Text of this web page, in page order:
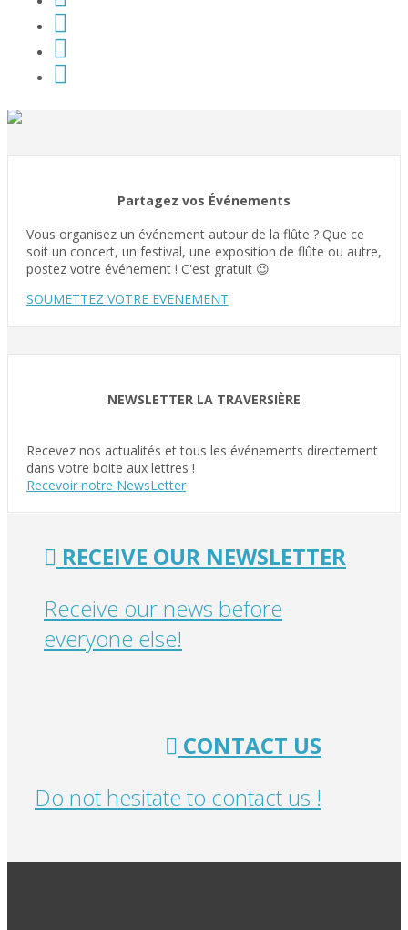
Partagez vos Événements
Vous organisez un événement autour de la flûte ? Que ce
soit un concert, un festival, une exposition de flûte ou autre,
postez votre événement ! C'est gratuit 😉
SOUMETTEZ VOTRE EVENEMENT
NEWSLETTER LA TRAVERSIÈRE
Recevez nos actualités et tous les événements directement
dans votre boite aux lettres !
Recevoir notre NewsLetter
RECEIVE OUR NEWSLETTER
Receive our news before
everyone else!
CONTACT US
Do not hesitate to contact us !